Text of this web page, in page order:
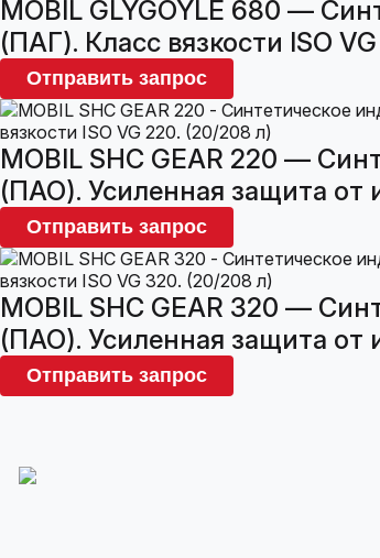
MOBIL GLYGOYLE 680 —
(ПАГ). Класс вязкости ISO
Отправить запрос
MOBIL SHC GEAR 220 —
(ПАО). Усиленная защита от
Отправить запрос
MOBIL SHC GEAR 320 —
(ПАО). Усиленная защита от
Отправить запрос